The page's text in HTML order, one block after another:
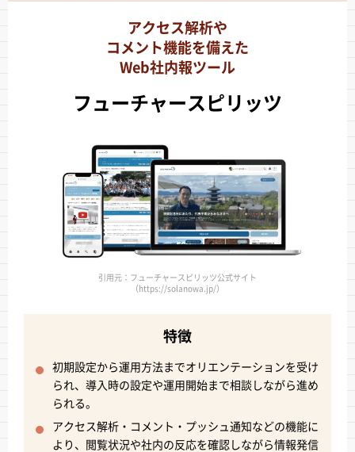
アクセス解析や
コメント機能を備えた
Web社内報ツール
フューチャースピリッツ
引用元：フューチャースピリッツ公式サイト
（https://solanowa.jp/）
特徴
初期設定から運用方法までオリエンテーションを受け
られ、導入時の設定や運用開始まで相談しながら進め
られる。
アクセス解析・コメント・プッシュ通知などの機能に
より、閲覧状況や社内の反応を確認しながら情報発信